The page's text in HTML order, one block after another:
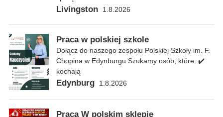
Livingston 1.8.2026
Praca w polskiej szkole
Dołącz do naszego zespołu Polskiej Szkoły im. F.
Chopina w Edynburgu Szukamy osób, które: ✔️
kochają
Edynburg 1.8.2026
Praca W polskim sklepie